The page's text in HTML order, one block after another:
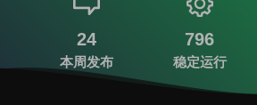
24
本周发布
796
稳定运行